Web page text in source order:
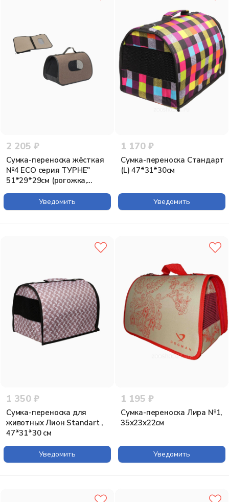
2 205 ₽
Сумка-переноска жёсткая
№4 ECO серия ТУРНЕ"
51*29*29см (рогожка,
пластик) коричневая
Уведомить
1 170 ₽
Сумка-переноска Стандарт
(L) 47*31*30см
Уведомить
1 350 ₽
Сумка-переноска для
животных Лион Standart ,
47*31*30 см
Уведомить
1 195 ₽
Сумка-переноска Лира №1,
35х23х22см
Уведомить